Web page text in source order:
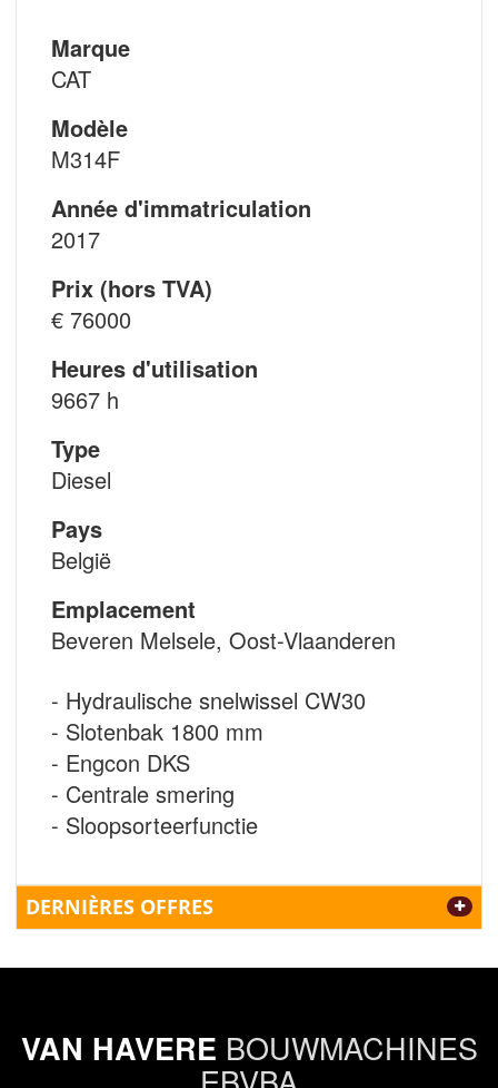
Marque
CAT
Modèle
M314F
Année d'immatriculation
2017
Prix (hors TVA)
€ 76000
Heures d'utilisation
9667 h
Type
Diesel
Pays
België
Emplacement
Beveren Melsele, Oost-Vlaanderen
- Hydraulische snelwissel CW30
- Slotenbak 1800 mm
- Engcon DKS
- Centrale smering
- Sloopsorteerfunctie
DERNIÈRES OFFRES
VAN HAVERE BOUWMACHINES